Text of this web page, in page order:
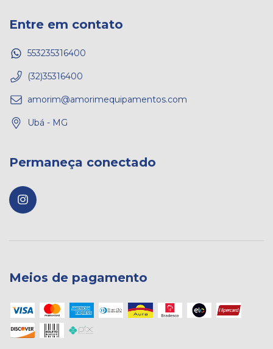
Entre em contato
553235316400
(32)35316400
amorim@amorimequipamentos.com
Ubá - MG
Permaneça conectado
Meios de pagamento